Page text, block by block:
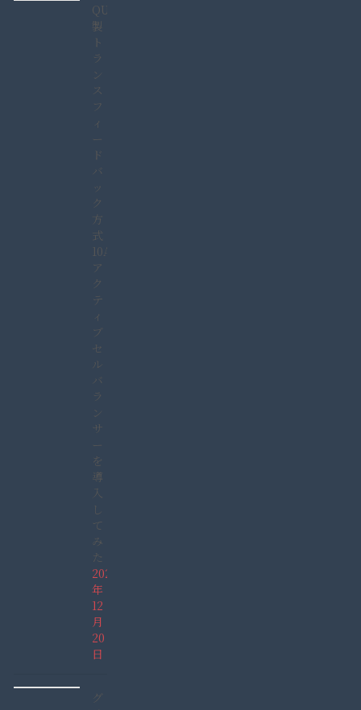
QUCC
製
ト
ラ
ン
ス
フ
ィ
ー
ド
バ
ッ
ク
方
式
10A
ア
ク
テ
ィ
ブ
セ
ル
バ
ラ
ン
サ
ー
を
導
入
し
て
み
た
2021
年
12
月
20
日
グ